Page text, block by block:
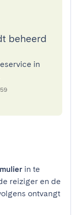
beheerd
in
in te
reiziger en de
ontvangt